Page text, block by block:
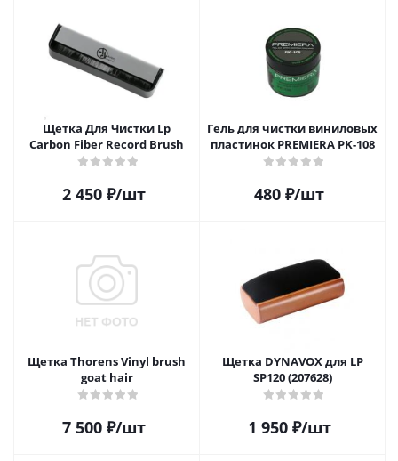
Щетка Для Чистки Lp
Carbon Fiber Record Brush
2 450₽/шт
Гель для чистки виниловых
пластинок PREMIERA PK-108
480 ₽/шт
Щетка Thorens Vinyl brush
goat hair
7 500₽/шт
Щетка DYNAVOX для LP
SP120 (207628)
1 950₽/шт